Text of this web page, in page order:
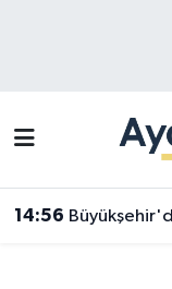
14:56
Efeler Trafik
Süper Lig